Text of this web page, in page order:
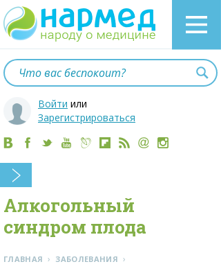
Войти или
Зарегистрироваться
Алкогольный
синдром плода
ГЛАВНАЯ › ЗАБОЛЕВАНИЯ ›